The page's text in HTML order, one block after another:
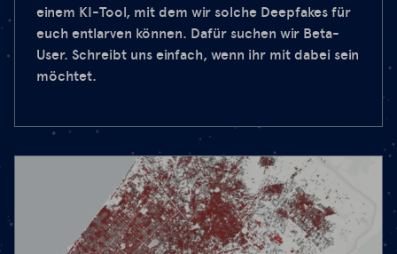
einem KI-Tool, mit dem wir solche Deepfakes für
euch entlarven können. Dafür suchen wir Beta-
User. Schreibt uns einfach, wenn ihr mit dabei sein
möchtet.